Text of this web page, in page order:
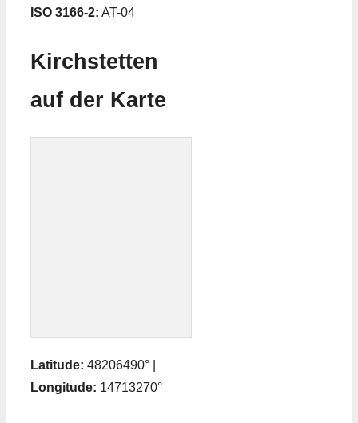
ISO 3166-2: AT-04
Kirchstetten
auf der Karte
Latitude: 48206490° |
Longitude: 14713270°